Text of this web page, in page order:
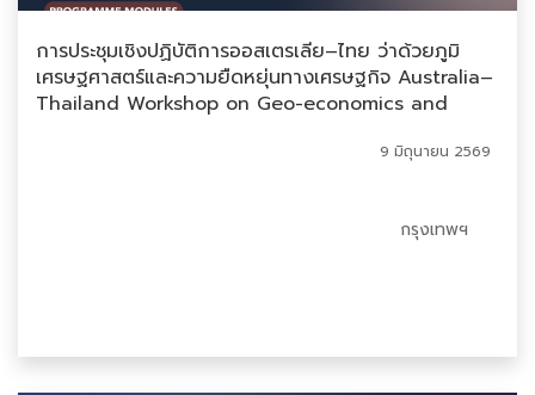
การประชุมเชิงปฏิบัติการออสเตรเลีย–ไทย ว่าด้วยภูมิ
เศรษฐศาสตร์และความยืดหยุ่นทางเศรษฐกิจ Australia–
Thailand Workshop on Geo-economics and
กรุงเทพฯ
9 มิถุนายน 2569